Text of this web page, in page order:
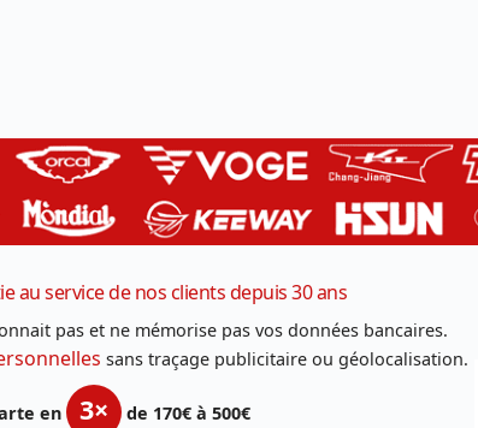
au service de nos clients depuis 30 ans
pas et ne mémorise pas vos données bancaires.
sans traçage publicitaire ou géolocalisation.
en 3× de 170€ à 500€